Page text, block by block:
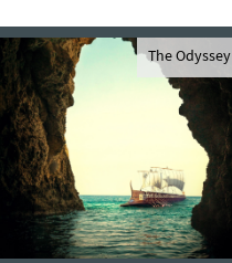
The Odyssey